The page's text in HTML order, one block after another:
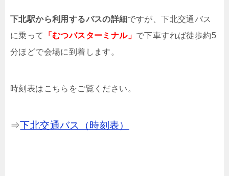
下北駅から利用するバスの詳細 ですが、下北交通バス
に乗って
「むつバスターミナル」 で下車すれば徒歩約5
分ほどで会場に到着します。
時刻表はこちらをご覧ください。
⇒下北交通バス（時刻表）